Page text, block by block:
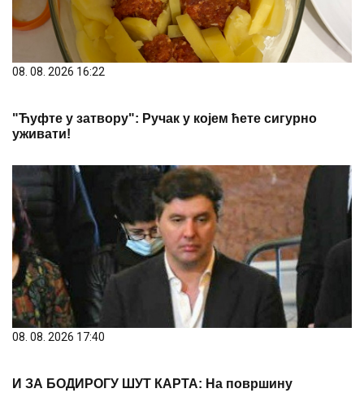
08. 08. 2026 16:22
"Ћуфте у затвору": Ручак у којем ћете сигурно
уживати!
08. 08. 2026 17:40
И ЗА БОДИРОГУ ШУТ КАРТА: На површину